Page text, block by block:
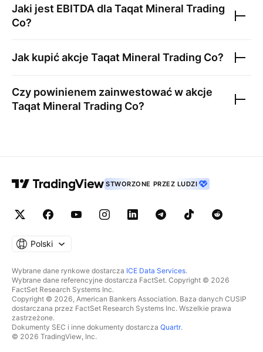
Jaki jest EBITDA dlaTaqat Mineral Trading
Co?
Jak kupić akcje Taqat Mineral Trading Co?
Czy powinienem zainwestować w akcje
Taqat Mineral Trading Co?
STWORZONE PRZEZ LUDZI
Polski
Wybrane dane rynkowe dostarcza ICE Data Services.
Wybrane dane referencyjne dostarcza FactSet. Copyright © 2026
FactSet Research Systems Inc.
Copyright © 2026, American Bankers Association. Baza danych CUSIP
dostarczana przez FactSet Research Systems Inc. Wszelkie prawa
zastrzeżone.
Dokumenty SEC i inne dokumenty dostarcza Quartr.
© 2026 TradingView, Inc.